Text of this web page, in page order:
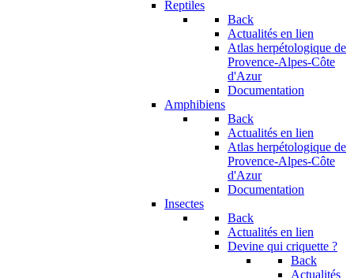
Reptiles
Back
Actualités en lien
Atlas herpétologique de
Provence-Alpes-Côte
d'Azur
Documentation
Amphibiens
Back
Actualités en lien
Atlas herpétologique de
Provence-Alpes-Côte
d'Azur
Documentation
Insectes
Back
Actualités en lien
Devine qui criquette ?
Back
Actualités